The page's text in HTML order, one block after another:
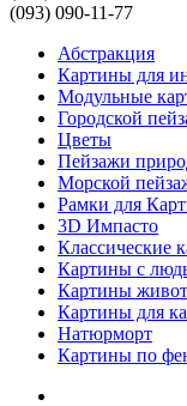
(093) 090-11-77
Абстракция
Картины для
Модульные
Городской
Цветы
Пейзажи
Морской
Рамки для
3D Импасто
Классические
Картины с
Картины
Картины для
Натюрморт
Картины по